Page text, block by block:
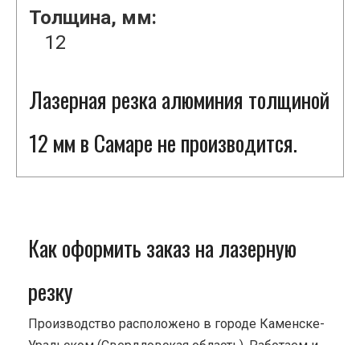
Толщина, мм:
12
Лазерная резка алюминия толщиной
12 мм в Самаре не производится.
Как оформить заказ на лазерную
резку
Производство расположено в городе Каменске-